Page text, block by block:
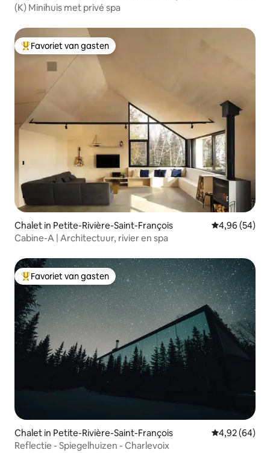
(K) Minihuis met privé spa
Topfavoriet van gasten
Favoriet van gasten
Chalet in Petite-Rivière-Saint-François Gemiddelde
4,96 (54)
Cabine-A | Architectuur, rivier en spa
Topfavoriet van gasten
Favoriet van gasten
Chalet in Petite-Rivière-Saint-François Gemiddelde
4,92 (64)
Reflectie - Spiegelhuizen - Charlevoix